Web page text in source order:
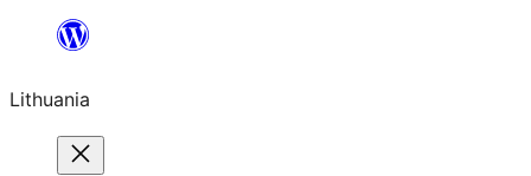
turinio
Lithuania